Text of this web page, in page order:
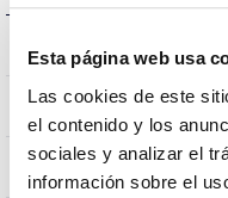
Esta página web usa
Las cookies de este
el contenido y los
sociales y analizar el
información sobre el
Peso
Dimensiones
Posición de